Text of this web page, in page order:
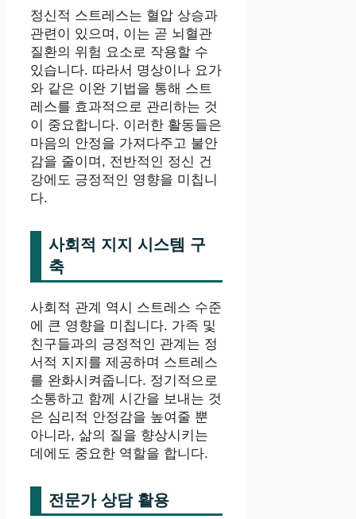
정신적 스트레스는 혈압 상승과
관련이 있으며, 이는 곧 뇌혈관
질환의 위험 요소로 작용할 수
있습니다. 따라서 명상이나 요가
와 같은 이완 기법을 통해 스트
레스를 효과적으로 관리하는 것
이 중요합니다. 이러한 활동들은
마음의 안정을 가져다주고 불안
감을 줄이며, 전반적인 정신 건
강에도 긍정적인 영향을 미칩니
다.
사회적 지지 시스템 구
축
사회적 관계 역시 스트레스 수준
에 큰 영향을 미칩니다. 가족 및
친구들과의 긍정적인 관계는 정
서적 지지를 제공하며 스트레스
를 완화시켜줍니다. 정기적으로
소통하고 함께 시간을 보내는 것
은 심리적 안정감을 높여줄 뿐
아니라, 삶의 질을 향상시키는
데에도 중요한 역할을 합니다.
전문가 상담 활용